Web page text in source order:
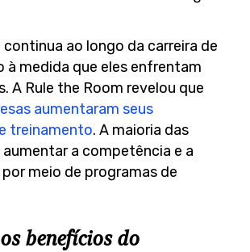
ao longo da carreira de
à medida que eles enfrentam
A Rule the Room revelou que
aumentaram seus
treinamento. A maioria das
aumentar a competência e a
meio de programas de
benefícios do